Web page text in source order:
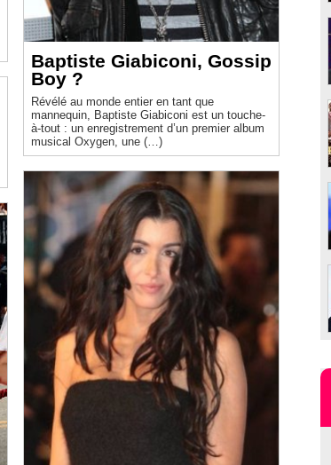
Baptiste Giabiconi, Gossip
Boy ?
Révélé au monde entier en tant que
mannequin, Baptiste Giabiconi est un touche-
à-tout : un enregistrement d’un premier album
musical Oxygen, une (…)